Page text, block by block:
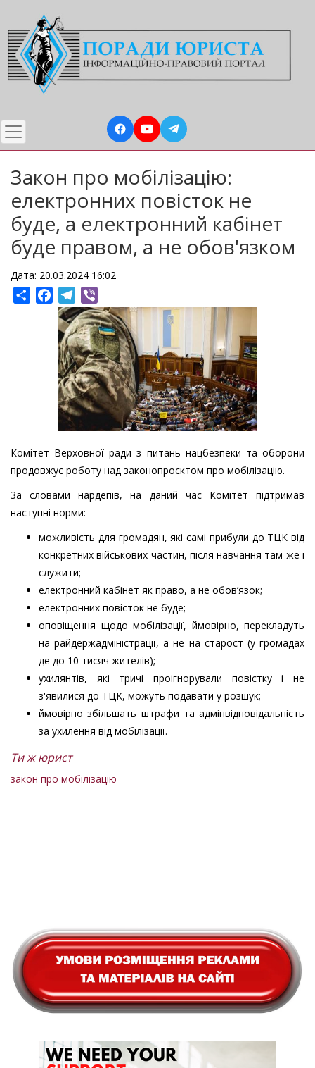
до
основного
вмісту
Закон про мобілізацію:
електронних повісток не
буде, а електронний кабінет
буде правом, а не обов'язком
Дата: 20.03.2024 16:02
ShareFacebookTelegram
Комітет Верховної ради з питань нацбезпеки та оборони
продовжує роботу над законопроєктом про мобілізацію.
За словами нардепів, на даний час Комітет підтримав
наступні норми:
можливість для громадян, які самі прибули до ТЦК від
конкретних військових частин, після навчання там же і
служити;
електронний кабінет як право, а не обов’язок;
електронних повісток не буде;
оповіщення щодо мобілізації, ймовірно, перекладуть
на райдержадміністрації, а не на старост (у громадах
де до 10 тисяч жителів);
ухилянтів, які тричі проігнорували повістку і не
з'явилися до ТЦК, можуть подавати у розшук;
ймовірно збільшать штрафи та адмінвідповідальність
за ухилення від мобілізації.
Ти ж юрист
закон про мобілізацію